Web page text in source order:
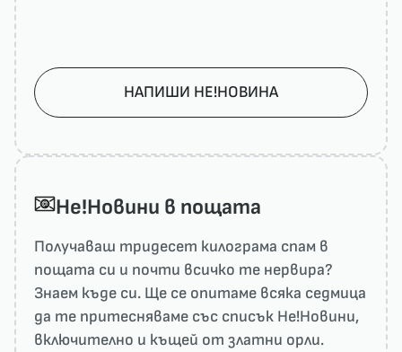
НАПИШИ НЕ!НОВИНА
He!Новини в пощата
Получаваш тридесет килограма спам в
пощата си и почти всичко те нервира?
Знаем къде си. Ще се опитаме всяка седмица
да те притесняваме със списък He!Новини,
включително и къщей от златни орли.